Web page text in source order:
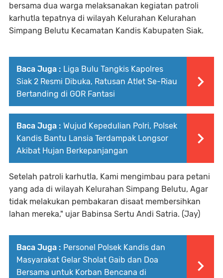
bersama dua warga melaksanakan kegiatan patroli
karhutla tepatnya di wilayah Kelurahan Kelurahan
Simpang Belutu Kecamatan Kandis Kabupaten Siak.
Baca Juga : Liga Bulu Tangkis Kapolres
Siak 2 Resmi Dibuka, Ratusan Atlet Se-Riau
Bertanding di GOR Fantasi
Baca Juga : Wujud Kepedulian Polri, Polsek
Kandis Bantu Lansia Terdampak Longsor
Akibat Hujan Berkepanjangan
Setelah patroli karhutla, Kami mengimbau para petani
yang ada di wilayah Kelurahan Simpang Belutu, Agar
tidak melakukan pembakaran disaat membersihkan
lahan mereka," ujar Babinsa Sertu Andi Satria. (Jay)
Baca Juga : Personel Polsek Kandis dan
Masyarakat Gelar Sholat Gaib dan Doa
Bersama untuk Korban Bencana di